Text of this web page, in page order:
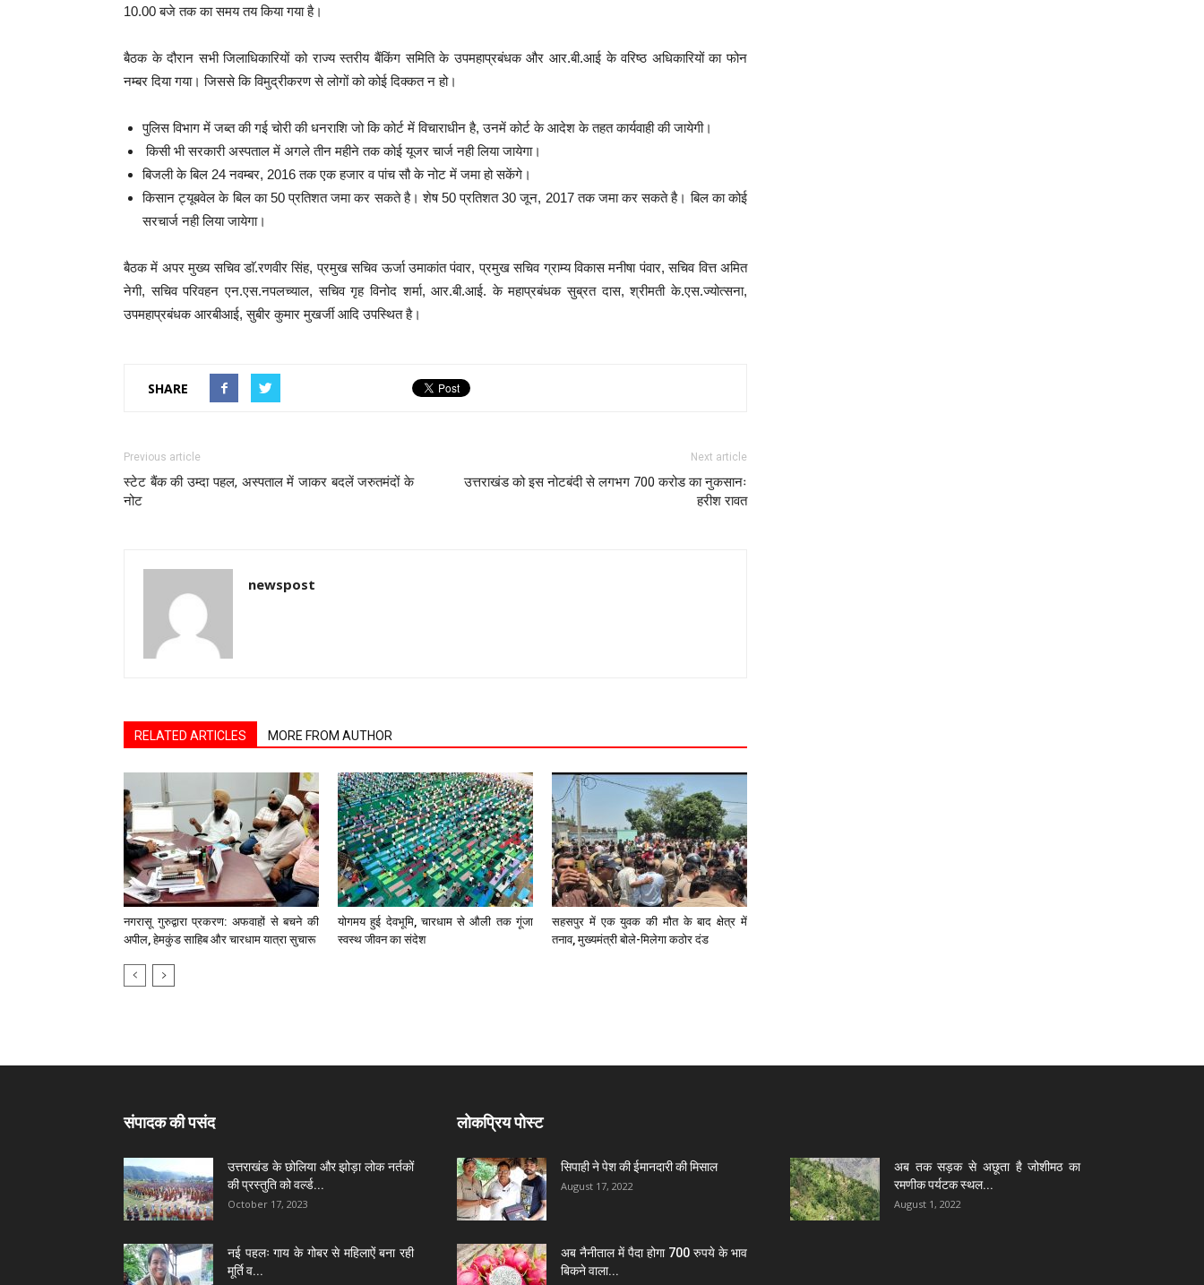
10.00 बजे तक का समय तय किया गया है।
बैठक के दौरान सभी जिलाधिकारियों को राज्य स्तरीय बैंकिंग समिति के उपमहाप्रबंधक और आर.बी.आई के वरिष्ठ अधिकारियों का फोन
नम्बर दिया गया। जिससे कि विमुद्रीकरण से लोगों को कोई दिक्कत न हो।
पुलिस विभाग में जब्त की गई चोरी की धनराशि जो कि कोर्ट में विचाराधीन है, उनमें कोर्ट के आदेश के तहत कार्यवाही की जायेगी।
किसी भी सरकारी अस्पताल में अगले तीन महीने तक कोई यूजर चार्ज नही लिया जायेगा।
बिजली के बिल 24 नवम्बर, 2016 तक एक हजार व पांच सौ के नोट में जमा हो सकेंगे।
किसान ट्यूबवेल के बिल का 50 प्रतिशत जमा कर सकते है। शेष 50 प्रतिशत 30 जून, 2017 तक जमा कर सकते है। बिल का कोई
सरचार्ज नही लिया जायेगा।
बैठक में अपर मुख्य सचिव डाॅ.रणवीर सिंह, प्रमुख सचिव ऊर्जा उमाकांत पंवार, प्रमुख सचिव ग्राम्य विकास मनीषा पंवार, सचिव वित्त अमित
नेगी, सचिव परिवहन एन.एस.नपलच्याल, सचिव गृह विनोद शर्मा, आर.बी.आई. के महाप्रबंधक सुब्रत दास, श्रीमती के.एस.ज्योत्सना,
उपमहाप्रबंधक आरबीआई, सुबीर कुमार मुखर्जी आदि उपस्थित है।
SHARE
Previous article
स्टेट बैंक की उम्दा पहल, अस्पताल में जाकर बदलें जरुतमंदों के
नोट
Next article
उत्तराखंड को इस नोटबंदी से लगभग 700 करोड का नुकसानः
हरीश रावत
newspost
RELATED ARTICLES MORE FROM AUTHOR
नगरासू गुरुद्वारा प्रकरण: अफवाहों से बचने की
अपील, हेमकुंड साहिब और चारधाम यात्रा सुचारू
योगमय हुई देवभूमि, चारधाम से औली तक गूंजा
स्वस्थ जीवन का संदेश
सहसपुर में एक युवक की मौत के बाद क्षेत्र में
तनाव, मुख्यमंत्री बोले-मिलेगा कठोर दंड
संपादक की पसंद
उत्तराखंड के छोलिया और झोड़ा लोक नर्तकों
की प्रस्तुति को वर्ल्ड...
October 17, 2023
नई पहलः गाय के गोबर से महिलाऐं बना रही
मूर्ति व...
लोकप्रिय पोस्ट
सिपाही ने पेश की ईमानदारी की मिसाल
August 17, 2022
अब तक सड़क से अछूता है जोशीमठ का
रमणीक पर्यटक स्थल...
August 1, 2022
अब नैनीताल में पैदा होगा 700 रुपये के भाव
बिकने वाला...